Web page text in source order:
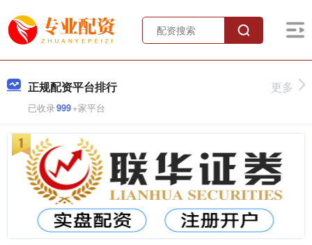
正规配资平台排行
已收录999+家平台
更多